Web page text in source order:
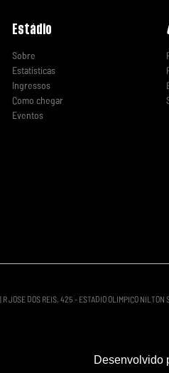
Estádio
Sobre
Estatísticas
Ingressos
Como chegar
Eventos
R JOSE DOS REIS, 425 - ESTADIO OLIMPICO
Desenvolvido